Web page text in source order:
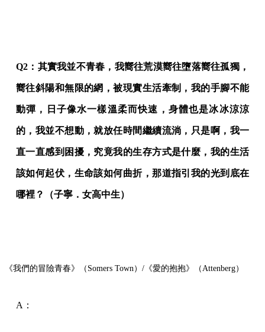
Q2：其實我並不青春，我嚮往荒漠嚮往墮落嚮往孤獨，
嚮往斜陽和無限的網，被現實生活牽制，我的手腳不能
動彈，日子像水一樣溫柔而快速，身體也是冰冰涼涼
的，我並不想動，就放任時間繼續流淌，只是啊，我一
直一直感到困擾，究竟我的生存方式是什麼，我的生活
該如何起伏，生命該如何曲折，那道指引我的光到底在
哪裡？（子寧．女高中生）
《我們的冒險青春》（Somers Town）/《愛的抱抱》（Attenberg）
A：